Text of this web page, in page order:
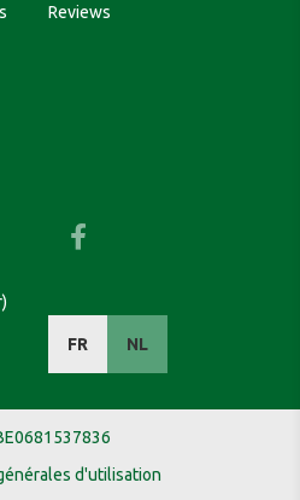
Reviews
FR NL
d'utilisation